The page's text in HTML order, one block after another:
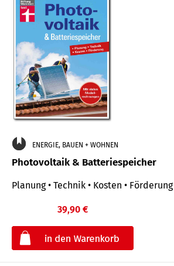
ENERGIE, BAUEN + WOHNEN
Photovoltaik & Batteriespeicher
Planung • Technik • Kosten • Förderung
39,90 €